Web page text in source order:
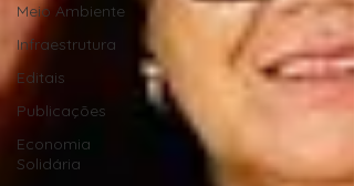
Meio Ambiente
Infraestrutura
Editais
Publicações
Economia
Solidária